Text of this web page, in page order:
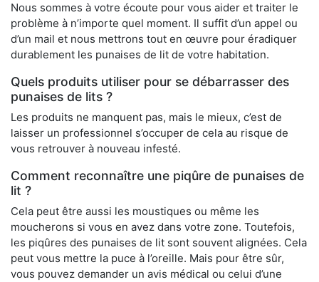
Nous sommes à votre écoute pour vous aider et traiter le
problème à n’importe quel moment. Il suffit d’un appel ou
d’un mail et nous mettrons tout en œuvre pour éradiquer
durablement les punaises de lit de votre habitation.
Quels produits utiliser pour se débarrasser des
punaises de lits ?
Les produits ne manquent pas, mais le mieux, c’est de
laisser un professionnel s’occuper de cela au risque de
vous retrouver à nouveau infesté.
Comment reconnaître une piqûre de punaises de
lit ?
Cela peut être aussi les moustiques ou même les
moucherons si vous en avez dans votre zone. Toutefois,
les piqûres des punaises de lit sont souvent alignées. Cela
peut vous mettre la puce à l’oreille. Mais pour être sûr,
vous pouvez demander un avis médical ou celui d’une